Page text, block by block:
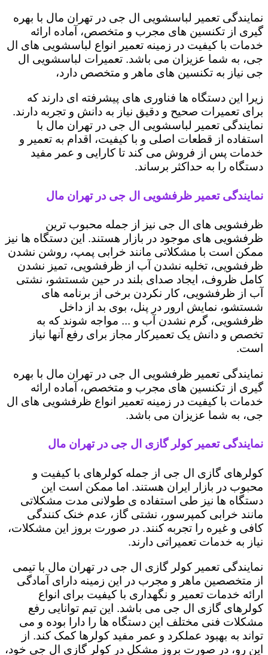
نمایندگی تعمیر لباسشویی ال جی در تهران مال با بهره
گیری از تکنسین های مجرب و متخصص، آماده ارائه
خدمات با کیفیت در زمینه تعمیر انواع لباسشویی های ال
جی، به شما عزیزان می باشد. تعمیرات لباسشویی ال
جی نیاز به تکنسین های ماهر و متخصص دارد،
زیرا این دستگاه ها فناوری های پیشرفته ای دارند که
برای تعمیرات صحیح و دقیق نیاز به دانش و تجربه دارند.
نمایندگی تعمیر لباسشویی ال جی در تهران مال با
استفاده از قطعات اصلی و با کیفیت، اقدام به تعمیر و
خدمات پس از فروش می کند تا کارایی و عمر مفید
دستگاه را به حداکثر برساند.
نمایندگی تعمیر ظرفشویی ال جی در تهران مال
ظرفشویی های ال جی نیز از جمله محبوب ترین
ظرفشویی های موجود در بازار هستند. این دستگاه ها نیز
ممکن است با مشکلاتی مانند خرابی پمپ، روشن نشدن
ظرفشویی، تخلیه نشدن آب از ظرفشویی، تمیز نشدن
کامل ظروف، ایجاد صدای بلند در حین شستشو، نشتی
آب از ظرفشویی، کار نکردن برخی از برنامه های
شستشو، نمایش ارور در پنل، بوی بد از داخل
ظرفشویی، گرم نشدن آب و ... مواجه شوند که به
تخصص و دانش یک تعمیرکار مجاز برای رفع آنها نیاز
است.
نمایندگی تعمیر ظرفشویی ال جی در تهران مال با بهره
گیری از تکنسین های مجرب و متخصص، آماده ارائه
خدمات با کیفیت در زمینه تعمیر انواع ظرفشویی های ال
جی، به شما عزیزان می باشد.
نمایندگی تعمیر کولر گازی ال جی در تهران مال
کولرهای گازی ال جی از جمله کولرهای با کیفیت و
محبوب در بازار ایران هستند. اما ممکن است این
دستگاه ها نیز طی استفاده ی طولانی مدت مشکلاتی
مانند خرابی کمپرسور، نشتی گاز، عدم خنک کنندگی
کافی و غیره را تجربه کنند. در صورت بروز این مشکلات،
نیاز به خدمات تعمیراتی دارند.
نمایندگی تعمیر کولر گازی ال جی در تهران مال با تیمی
از متخصصین ماهر و مجرب در این زمینه دارای آمادگی
ارائه خدمات تعمیر و نگهداری با کیفیت برای انواع
کولرهای گازی ال جی می باشد. این تیم توانایی رفع
مشکلات فنی مختلف این دستگاه ها را دارا بوده و می
تواند به بهبود عملکرد و عمر مفید کولرها کمک کند. از
این رو، در صورت بروز مشکل در کولر گازی ال جی خود،